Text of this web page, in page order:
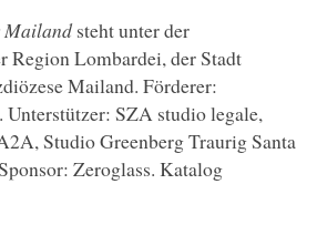
Mailandsteht unter der
Region Lombardei, der Stadt
Mailand. Förderer:
SZA studio legale,
Studio Greenberg Traurig Santa
Zeroglass. Katalog